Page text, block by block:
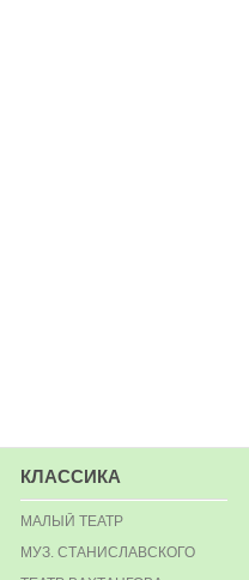
КЛАССИКА
МАЛЫЙ ТЕАТР
МУЗ. СТАНИСЛАВСКОГО